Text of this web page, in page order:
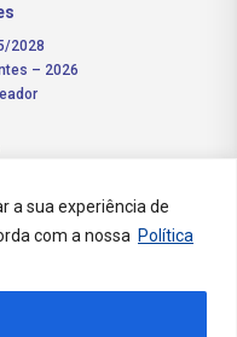
a sua experiência de
com a nossa Política
2028
– 2026